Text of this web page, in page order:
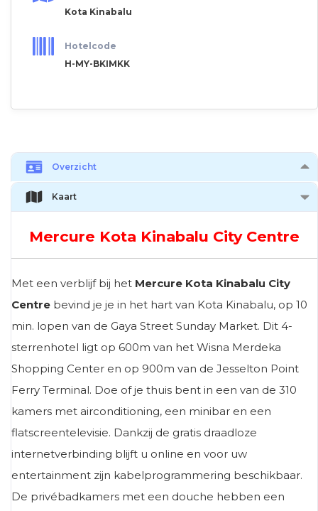
Kota Kinabalu
Hotelcode
H-MY-BKIMKK
Overzicht
Kaart
Mercure Kota Kinabalu City Centre
Met een verblijf bij het Mercure Kota Kinabalu City
Centre bevind je je in het hart van Kota Kinabalu, op 10
min. lopen van de Gaya Street Sunday Market. Dit 4-
sterrenhotel ligt op 600m van het Wisna Merdeka
Shopping Center en op 900m van de Jesselton Point
Ferry Terminal. Doe of je thuis bent in een van de 310
kamers met airconditioning, een minibar en een
flatscreentelevisie. Dankzij de gratis draadloze
internetverbinding blijft u online en voor uw
entertainment zijn kabelprogrammering beschikbaar.
De privébadkamers met een douche hebben een